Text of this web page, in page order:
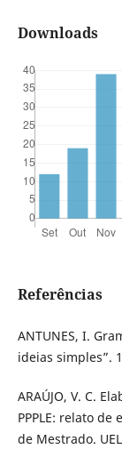
Downloads
Referências
ANTUNES, I.
ideias simples”.
ARAÚJO, V. C.
PPPLE: relato
de Mestrado.